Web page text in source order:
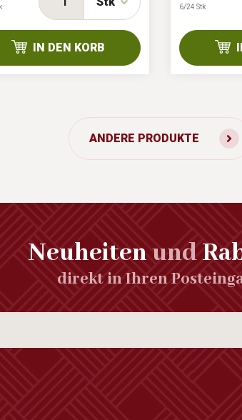
IN DEN KORB
6/24 Stk
ANDERE PRODUKTE
Neuheitenund
direkt in Ihren